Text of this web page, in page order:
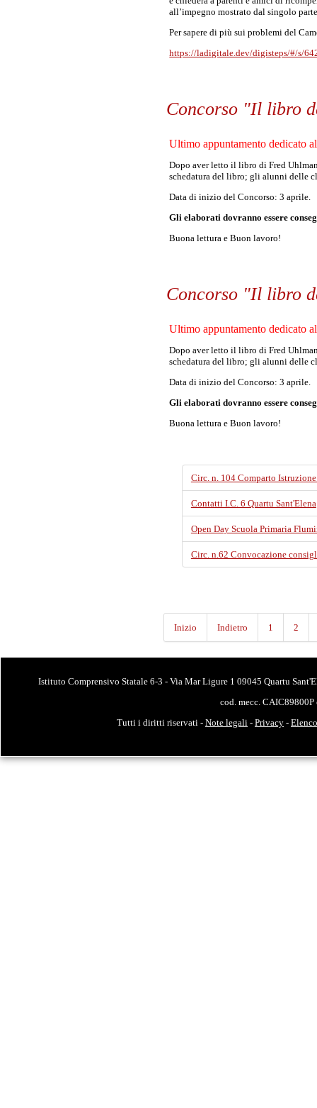
all’impegno mostrato dal singolo
Per sapere di più sui problemi del
https://ladigitale.dev/digisteps/#/s/
Concorso "Il libro
Ultimo appuntamento dedicato
Dopo aver letto il libro di Fred
schedatura del libro; gli alunni delle
Data di inizio del Concorso: 3 aprile.
Gli elaborati dovranno essere
Buona lettura e Buon lavoro!
Concorso "Il libro
Ultimo appuntamento dedicato
Dopo aver letto il libro di Fred
schedatura del libro; gli alunni delle
Data di inizio del Concorso: 3 aprile.
Gli elaborati dovranno essere
Buona lettura e Buon lavoro!
Circ. n. 104 Comparto
Contatti I.C. 6 Quartu Sant'Elena
Open Day Scuola Primaria
Circ. n.62 Convocazione
Inizio Indietro 1 2
Istituto Comprensivo Statale 6-3 - Via Mar Ligure 1 09045 Quartu
cod. mecc.
Tutti i diritti riservati - Note legali - Privacy -